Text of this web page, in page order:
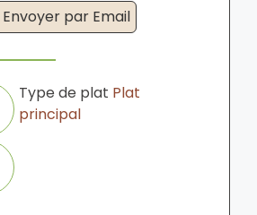
Envoyer par Email
Type de plat Plat
principal